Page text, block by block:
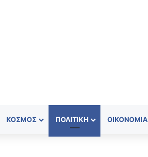
ΚΌΣΜΟΣ ΠΟΛΙΤΙΚΉ ΟΙΚΟΝΟΜΊΑ